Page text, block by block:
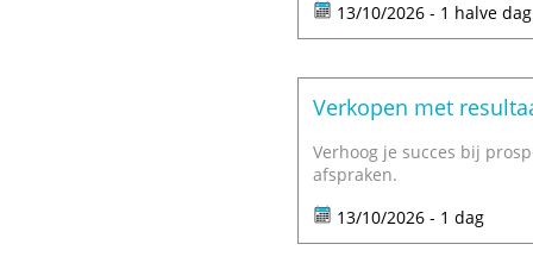
13/10/2026 - 1 halve dag
Verkopen met
Verhoog je succes bij
afspraken.
13/10/2026 - 1 dag